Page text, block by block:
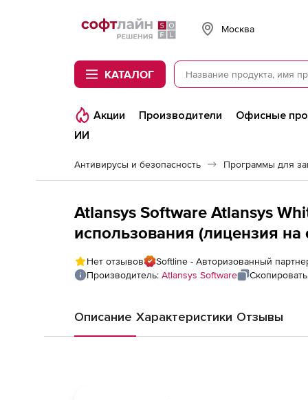
Softline
Москва
КАТАЛОГ
Акции Производители Офисные
ИИ
Антивирусы и безопасность Программы для
Atlansys Software Atlansys
использования (лицензия
места пользователя, на 1
Нет отзывов
Softline - Авторизованный
Производитель: Atlansys Software
Описание Характеристики Отзывы